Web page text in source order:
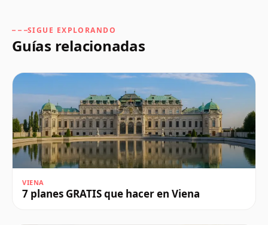
SIGUE EXPLORANDO
Guías relacionadas
VIENA
7 planes GRATIS que hacer en Viena